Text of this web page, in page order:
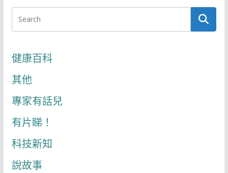
健康百科
其他
專家有話兒
有片睇！
科技新知
說故事